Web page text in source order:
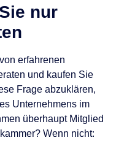
nur
erfahrenen
und kaufen Sie
Frage abzuklären,
Unternehmens im
überhaupt Mitglied
Wenn nicht: